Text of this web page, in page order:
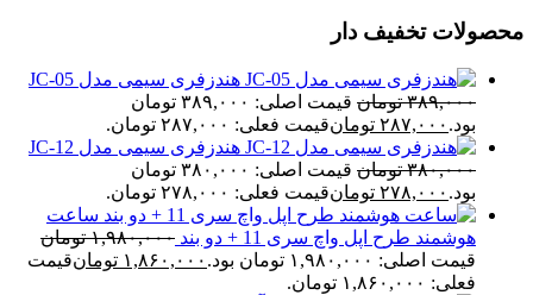
محصولات تخفیف دار
هندزفری سیمی مدل JC-05
۳۸۹,۰۰۰ تومان
قیمت اصلی: ۳۸۹,۰۰۰ تومان
بود. ۲۸۷,۰۰۰ تومانقیمت فعلی: ۲۸۷,۰۰۰ تومان.
هندزفری سیمی مدل JC-12
۳۸۰,۰۰۰ تومان
قیمت اصلی: ۳۸۰,۰۰۰ تومان
بود. ۲۷۸,۰۰۰ تومانقیمت فعلی: ۲۷۸,۰۰۰ تومان.
ساعت
هوشمند طرح اپل واچ سری 11 + دو بند
۱,۹۸۰,۰۰۰ تومان
قیمت اصلی: ۱,۹۸۰,۰۰۰ تومان بود.
۱,۸۶۰,۰۰۰ تومانقیمت
فعلی: ۱,۸۶۰,۰۰۰ تومان.